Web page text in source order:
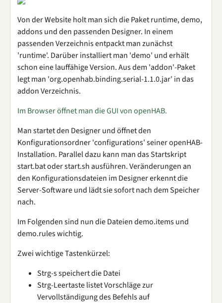
Von der Website holt man sich die Paket runtime, demo,
addons und den passenden Designer. In einem
passenden Verzeichnis entpackt man zunächst
'runtime'. Darüber installiert man 'demo' und erhält
schon eine lauffähige Version. Aus dem 'addon'-Paket
legt man 'org.openhab.binding.serial-1.1.0.jar' in das
addon Verzeichnis.
Im Browser öffnet man die GUI von openHAB.
Man startet den Designer und öffnet den
Konfigurationsordner 'configurations' seiner openHAB-
Installation. Parallel dazu kann man das Startskript
start.bat oder start.sh ausführen. Veränderungen an
den Konfigurationsdateien im Designer erkennt die
Server-Software und lädt sie sofort nach dem Speicher
nach.
Im Folgenden sind nun die Dateien demo.items und
demo.rules wichtig.
Zwei wichtige Tastenkürzel:
Strg-s speichert die Datei
Strg-Leertaste listet Vorschläge zur
Vervollständigung des Befehls auf